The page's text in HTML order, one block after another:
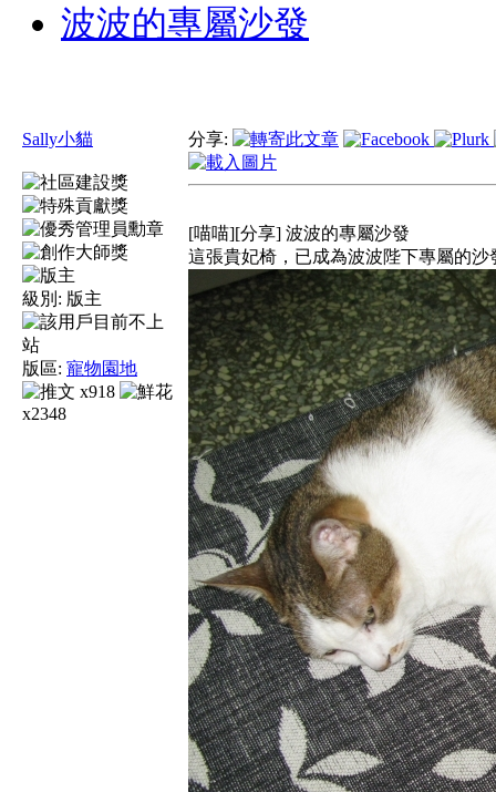
波波的專屬沙發
Sally小貓
級別: 版主
版區: 寵物園地
x918
x2348
分享:
[喵喵][分享] 波波的專屬沙發
這張貴妃椅，已成為波波陛下專屬的